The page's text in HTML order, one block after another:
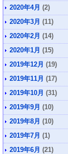
2020年4月 (2)
2020年3月 (11)
2020年2月 (14)
2020年1月 (15)
2019年12月 (19)
2019年11月 (17)
2019年10月 (31)
2019年9月 (10)
2019年8月 (10)
2019年7月 (1)
2019年6月 (21)